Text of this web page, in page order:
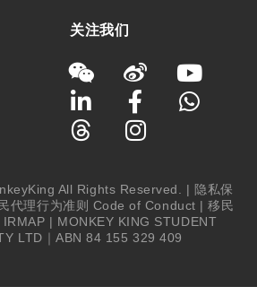
关注我们
All Rights Reserved. | 隐私保
代理行为准则 Code of Conduct |移民
IRMAP | MONKEY KING STUDENT
LTD｜ABN 84 155 329 409